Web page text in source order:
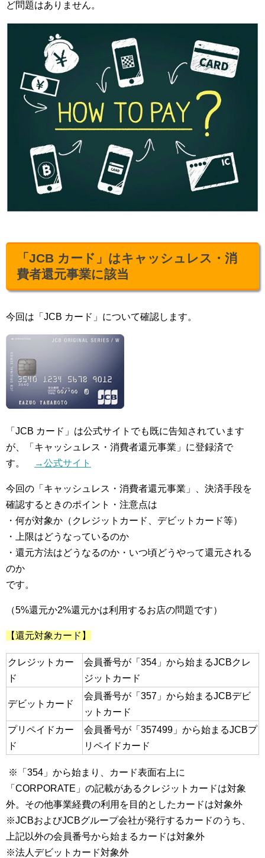
ど問題はありません。
「JCB カード」はキャッシュレス・消
費者還元事業に該当
今回は「JCB カード」について確認します。
「JCB カード」は公式サイトでも既に告知されています
が、「キャッシュレス・消費者還元事業」に登録済で
す。
→公式サイト
今回の「キャッシュレス・消費者還元事業」、決済手段を
確認するときのポイント・注意点は
・何が対象か（クレジットカード、デビットカード等）
・上限はどうなっているのか
・還元方法はどうなるのか・いつ頃どうやって還元される
のか
です。
（5%還元か2%還元かは利用するお店の問題です）
【還元対象カード】
クレジットカー
ド
会員番号が「354」から始まるJCBクレ
ジットカード
デビットカード
会員番号が「357」から始まるJCBデビ
ットカード
プリペイドカー
ド
会員番号が「357499」から始まるJCBプ
リペイドカード
※「354」から始まり、カード表面右上に
「CORPORATE」の記載があるクレジットカードは対象
外。その他事業経費の利用を目的としたカードは対象外
※JCBおよびJCBグループ会社が発行するカードのうち、
上記以外の会員番号から始まるカードは対象外
※法人デビットカード対象外